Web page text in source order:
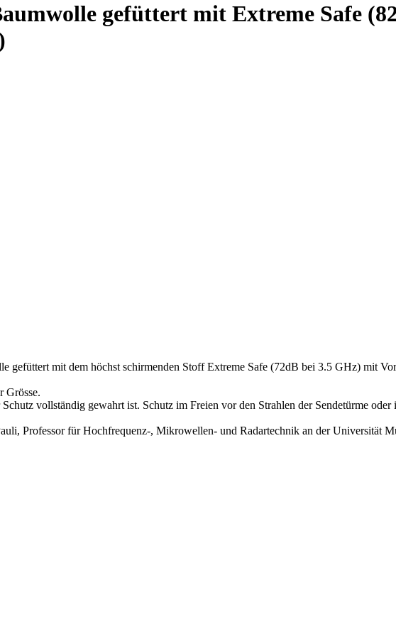
gefüttert mit Extreme Safe
mit dem höchst schirmenden Stoff Extreme Safe (72dB bei 3.5 GHz) mit
Grösse.
vollständig gewahrt ist. Schutz im Freien vor den Strahlen der Sendetürme
Professor für Hochfrequenz-, Mikrowellen- und Radartechnik an der Universität